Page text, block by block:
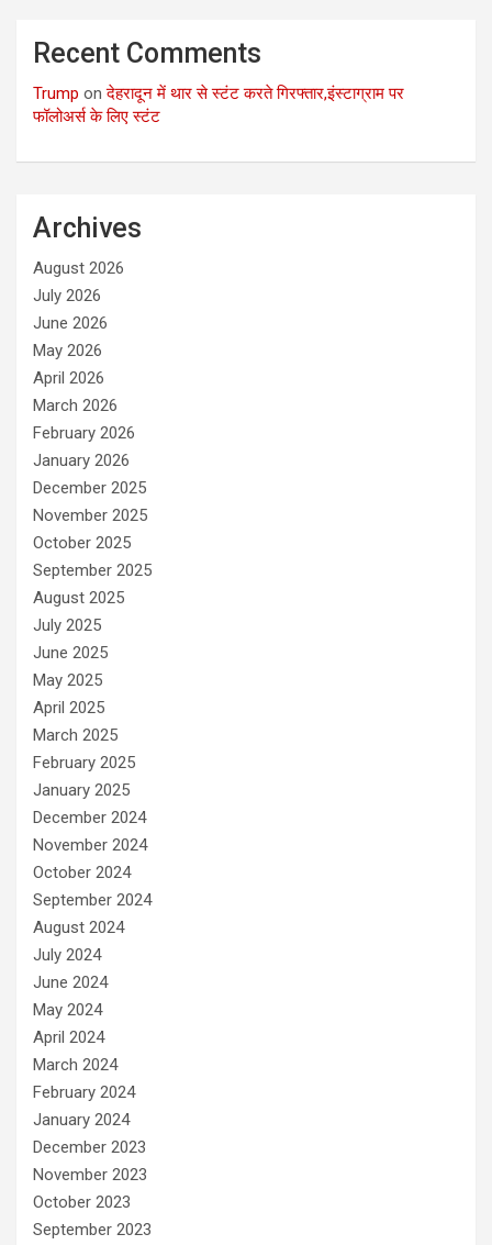
Recent Comments
Trump onदेहरादून में थार से स्टंट करते गिरफ्तार,इंस्टाग्राम पर
फॉलोअर्स के लिए स्टंट
Archives
August 2026
July 2026
June 2026
May 2026
April 2026
March 2026
February 2026
January 2026
December 2025
November 2025
October 2025
September 2025
August 2025
July 2025
June 2025
May 2025
April 2025
March 2025
February 2025
January 2025
December 2024
November 2024
October 2024
September 2024
August 2024
July 2024
June 2024
May 2024
April 2024
March 2024
February 2024
January 2024
December 2023
November 2023
October 2023
September 2023